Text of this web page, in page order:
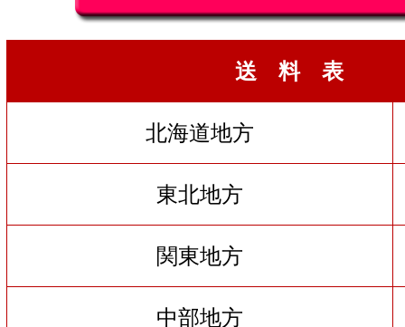
送 料 表
北海道地方
東北地方
関東地方
中部地方